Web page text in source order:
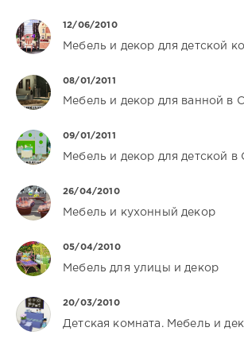
12/06/2010
Мебель и декор для детской
08/01/2011
Мебель и декор для ванной в
09/01/2011
Мебель и декор для детской в
26/04/2010
Мебель и кухонный декор
05/04/2010
Мебель для улицы и декор
20/03/2010
Детская комната. Мебель и